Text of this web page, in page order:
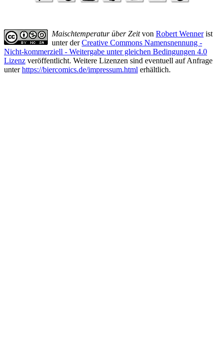
Maischtemperatur über Zeitvon Robert Wennerist
unter derCreative Commons Namensnennung -
Nicht-kommerziell - Weitergabe unter gleichen Bedingungen 4.0
Lizenz veröffentlicht. Weitere Lizenzen sind eventuell auf Anfrage
unterhttps://biercomics.de/impressum.html erhältlich.